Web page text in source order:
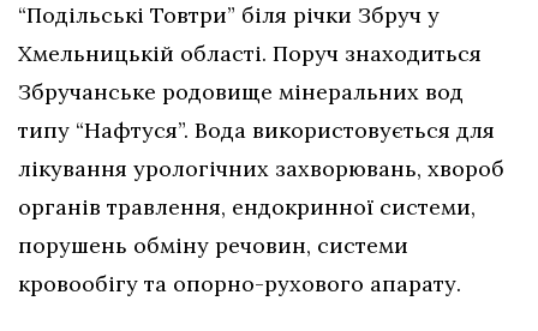
“Подільські Товтри” біля річки Збруч у
Хмельницькій області. Поруч знаходиться
Збручанське родовище мінеральних вод
типу “Нафтуся”. Вода використовується для
лікування урологічних захворювань, хвороб
органів травлення, ендокринної системи,
порушень обміну речовин, системи
кровообігу та опорно-рухового апарату.